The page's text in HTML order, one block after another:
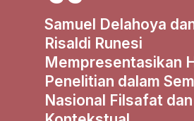
Samuel Delahoya
Risaldi Runesi
Mempresentasikan
Penelitian dalam
Nasional Filsafat